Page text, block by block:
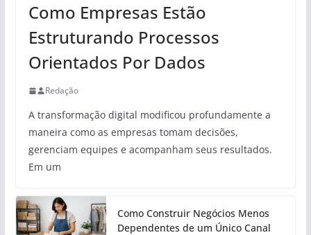
Como Empresas Estão
Estruturando Processos
Orientados Por Dados
Redação
A transformação digital modificou profundamente a
maneira como as empresas tomam decisões,
gerenciam equipes e acompanham seus resultados.
Em um
Como Construir Negócios Menos
Dependentes de um Único Canal